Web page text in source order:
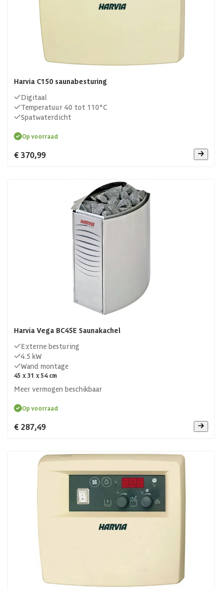
Harvia C150 saunabesturing
Digitaal
Temperatuur 40 tot 110°C
Spatwaterdicht
Op voorraad
€ 370,99
Harvia Vega BC45E Saunakachel
Externe besturing
4.5 kW
Wand montage
45 x 31 x 54 cm
Meer vermogen beschikbaar
Op voorraad
€ 287,49